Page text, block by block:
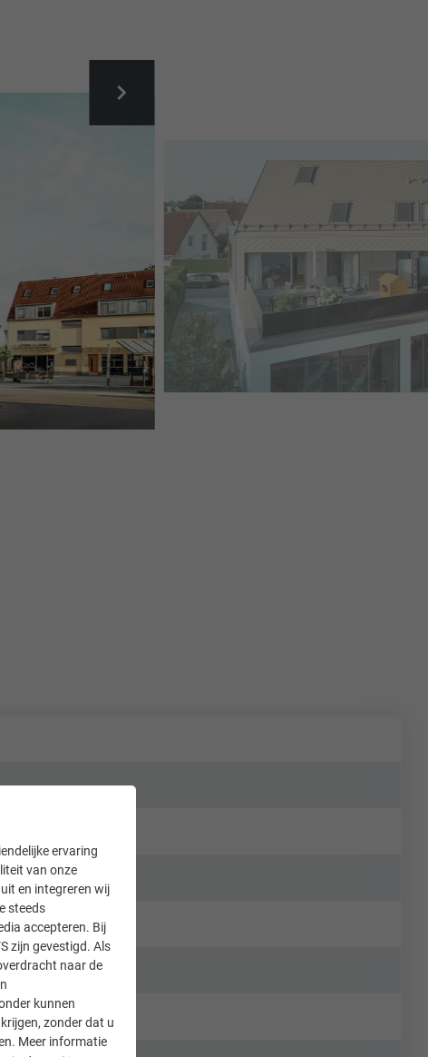
ervaring
van onze
en integreren wij
steeds
accepteren. Bij
zijn gevestigd. Als
naar de
kunnen
zonder dat u
Meer informatie